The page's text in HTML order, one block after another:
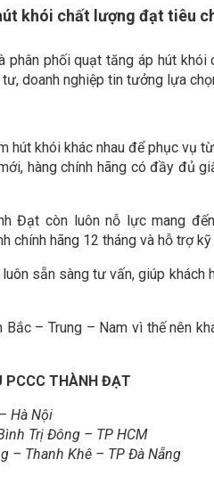
khói chất lượng đạt tiêu
phân phối quạt tăng áp hút
doanh nghiệp tin tưởng lựa
khói khác nhau để phục vụ
hàng chính hãng có đầy đủ
Đạt còn luôn nỗ lực mang
chính hãng 12 tháng và hỗ trợ
sẵn sàng tư vấn, giúp khách
– Trung – Nam vì thế nên
PCCC THÀNH ĐẠT
Hà Nội
Trị Đông – TP HCM
– Thanh Khê – TP Đà Nẵng